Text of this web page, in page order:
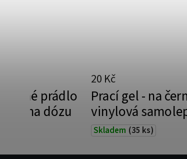
prádlo
na dózu
Prací gel - na
vinylová
Skladem (35 ks)
20 Kč